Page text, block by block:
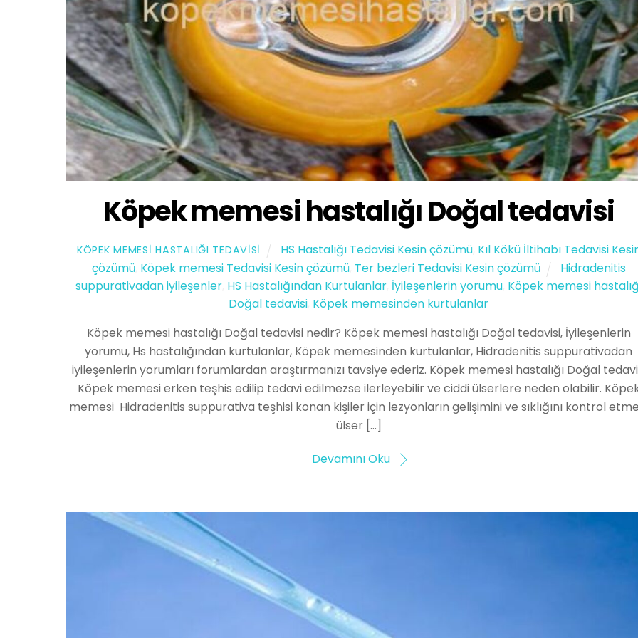
Köpek memesi hastalığı Doğal tedavisi
KÖPEK MEMESI HASTALIĞI TEDAVISI HS Hastalığı Tedavisi Kesin çözümü, Kıl Kökü İltihabı Tedavisi
çözümü Köpek memesi Tedavisi Kesin çözümü Ter bezleri Tedavisi Kesin çözümü
Hidradenitis
suppurativadan iyileşenler, HS Hastalığından Kurtulanlar, İyileşenlerin yorumu, Köpek memesi
Doğal tedavisi Köpek memesinden kurtulanlar
Köpek memesi hastalığı Doğal tedavisi nedir? Köpek memesi hastalığı Doğal tedavisi, İyileşenlerin
yorumu, Hs hastalığından kurtulanlar, Köpek memesinden kurtulanlar, Hidradenitis suppurativadan
iyileşenlerin yorumları forumlardan araştırmanızı tavsiye ederiz. Köpek memesi hastalığı Doğal
Köpek memesi erken teşhis edilip tedavi edilmezse ilerleyebilir ve ciddi ülserlere neden olabilir.
memesi Hidradenitis suppurativa teşhisi konan kişiler için lezyonların gelişimini ve sıklığını kontrol
ülser […]
Devamını Oku